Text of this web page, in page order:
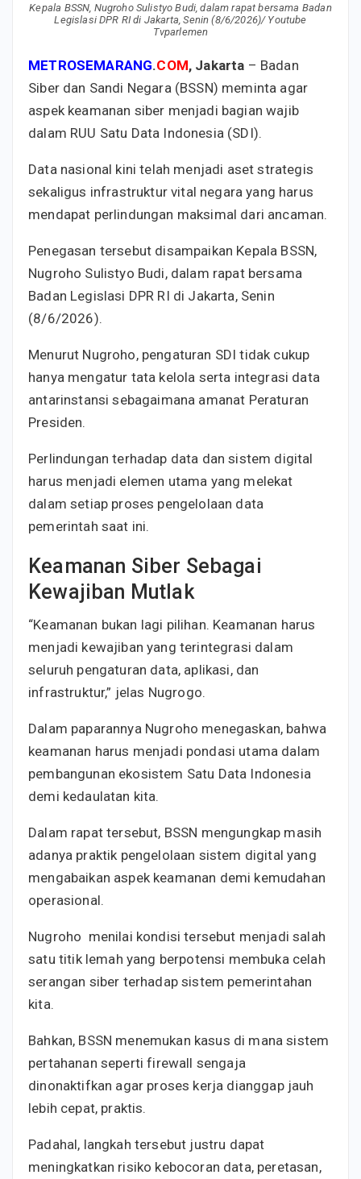
Kepala BSSN, Nugroho Sulistyo Budi, dalam rapat bersama Badan
Legislasi DPR RI di Jakarta, Senin (8/6/2026)/ Youtube
Tvparlemen
METROSEMARANG.COM, Jakarta – Badan
Siber dan Sandi Negara (BSSN) meminta agar
aspek keamanan siber menjadi bagian wajib
dalam RUU Satu Data Indonesia (SDI).
Data nasional kini telah menjadi aset strategis
sekaligus infrastruktur vital negara yang harus
mendapat perlindungan maksimal dari ancaman.
Penegasan tersebut disampaikan Kepala BSSN,
Nugroho Sulistyo Budi, dalam rapat bersama
Badan Legislasi DPR RI di Jakarta, Senin
(8/6/2026).
Menurut Nugroho, pengaturan SDI tidak cukup
hanya mengatur tata kelola serta integrasi data
antarinstansi sebagaimana amanat Peraturan
Presiden.
Perlindungan terhadap data dan sistem digital
harus menjadi elemen utama yang melekat
dalam setiap proses pengelolaan data
pemerintah saat ini.
Keamanan Siber Sebagai
Kewajiban Mutlak
“Keamanan bukan lagi pilihan. Keamanan harus
menjadi kewajiban yang terintegrasi dalam
seluruh pengaturan data, aplikasi, dan
infrastruktur,” jelas Nugrogo.
Dalam paparannya Nugroho menegaskan, bahwa
keamanan harus menjadi pondasi utama dalam
pembangunan ekosistem Satu Data Indonesia
demi kedaulatan kita.
Dalam rapat tersebut, BSSN mengungkap masih
adanya praktik pengelolaan sistem digital yang
mengabaikan aspek keamanan demi kemudahan
operasional.
Nugroho menilai kondisi tersebut menjadi salah
satu titik lemah yang berpotensi membuka celah
serangan siber terhadap sistem pemerintahan
kita.
Bahkan, BSSN menemukan kasus di mana sistem
pertahanan seperti firewall sengaja
dinonaktifkan agar proses kerja dianggap jauh
lebih cepat, praktis.
Padahal, langkah tersebut justru dapat
meningkatkan risiko kebocoran data, peretasan,